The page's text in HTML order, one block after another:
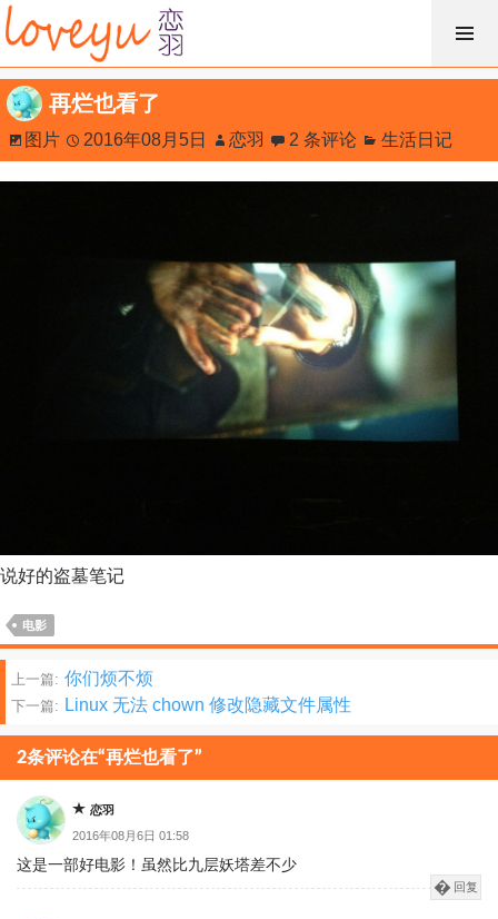
跳
过
内
容
再烂也看了
图片 2016年08月5日 恋羽 2 条评论 生活日记
说好的盗墓笔记
电影
文
章
分
页
上一篇: 你们烦不烦
下一篇: Linux 无法 chown 修改隐藏文件属性
2条评论在“再烂也看了”
恋羽
2016年08月6日 01:58
这是一部好电影！虽然比九层妖塔差不少
回复